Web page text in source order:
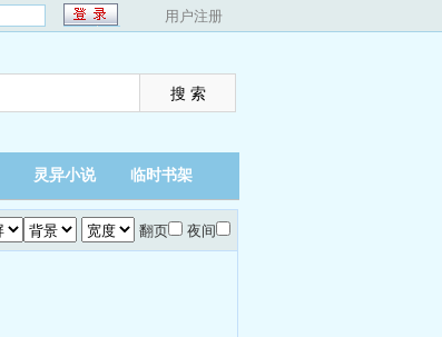
用户注册
灵异小说 临时书架
翻页 夜间